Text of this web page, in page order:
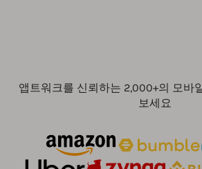
앱트워크를 신뢰하는 2,000+의 모바
보세요